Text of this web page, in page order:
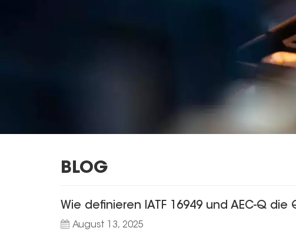
BLOG
Wie definieren IATF 16949 und AEC-Q
August 13, 2025